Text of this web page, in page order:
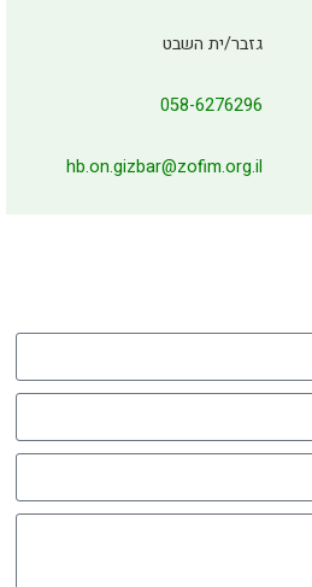
גזבר/ית השבט
058-6276296
hb.on.gizbar@zofim.org.il